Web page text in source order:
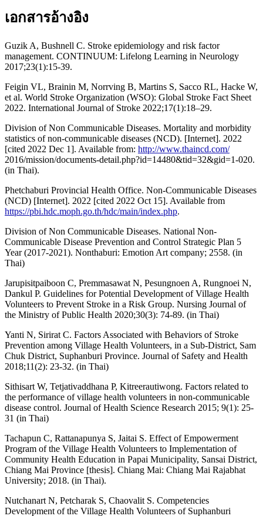
เอกสารอ้างอิง
Guzik A, Bushnell C. Stroke epidemiology and risk factor
management. CONTINUUM: Lifelong Learning in Neurology
2017;23(1):15-39.
Feigin VL, Brainin M, Norrving B, Martins S, Sacco RL, Hacke W,
et al. World Stroke Organization (WSO): Global Stroke Fact Sheet
2022. International Journal of Stroke 2022;17(1):18–29.
Division of Non Communicable Diseases. Mortality and morbidity
statistics of non-communicable diseases (NCD). [Internet]. 2022
[cited 2022 Dec 1]. Available from: http://www.thaincd.com/
2016/mission/documents-detail.php?id=14480&tid=32&gid=1-020.
(in Thai).
Phetchaburi Provincial Health Office. Non-Communicable Diseases
(NCD) [Internet]. 2022 [cited 2022 Oct 15]. Available from
https://pbi.hdc.moph.go.th/hdc/main/index.php.
Division of Non Communicable Diseases. National Non-
Communicable Disease Prevention and Control Strategic Plan 5
Year (2017-2021). Nonthaburi: Emotion Art company; 2558. (in
Thai)
Jarupisitpaiboon C, Premmasawat N, Pesungnoen A, Rungnoei N,
Dankul P. Guidelines for Potential Development of Village Health
Volunteers to Prevent Stroke in a Risk Group. Nursing Journal of
the Ministry of Public Health 2020;30(3): 74-89. (in Thai)
Yanti N, Sirirat C. Factors Associated with Behaviors of Stroke
Prevention among Village Health Volunteers, in a Sub-District, Sam
Chuk District, Suphanburi Province. Journal of Safety and Health
2018;11(2): 23-32. (in Thai)
Sithisart W, Tetjativaddhana P, Kitreerautiwong. Factors related to
the performance of village health volunteers in non-communicable
disease control. Journal of Health Science Research 2015; 9(1): 25-
31 (in Thai)
Tachapun C, Rattanapunya S, Jaitai S. Effect of Empowerment
Program of the Village Health Volunteers to Implementation of
Community Health Education in Papai Municipality, Sansai District,
Chiang Mai Province [thesis]. Chiang Mai: Chiang Mai Rajabhat
University; 2018. (in Thai).
Nutchanart N, Petcharak S, Chaovalit S. Competencies
Development of the Village Health Volunteers of Suphanburi